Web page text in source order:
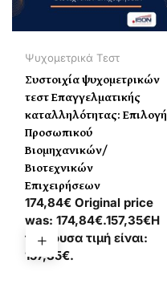
Ψυχομετρικά Τεστ
Συστοιχία ψυχομετρικών
τεστ Επαγγελματικής
καταλληλότητας: Επιλογή
Προσωπικού
Βιομηχανικών/
Βιοτεχνικών
Επιχειρήσεων
174,84€ Original price
was: 174,84€.157,35€Η
τρέχουσα τιμή είναι:
157,35€.